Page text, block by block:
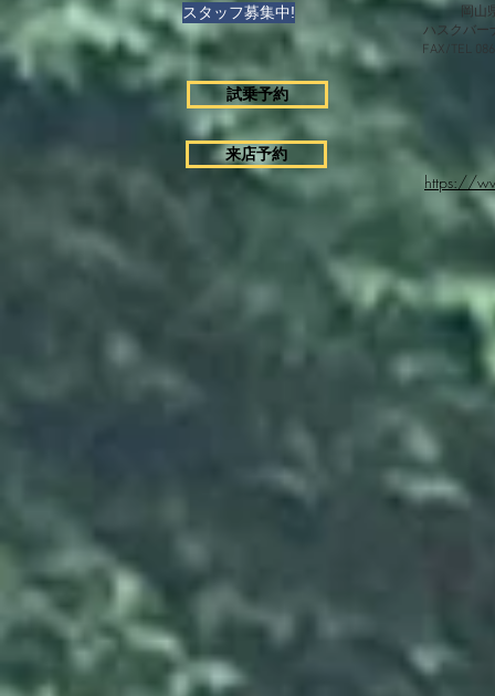
スタッフ募集中!
試乗予約
来店予約
岡山
ハスクバー
FAX/TEL
https://